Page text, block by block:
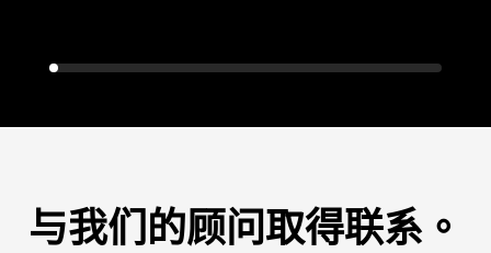
与我们的顾问取得联系。